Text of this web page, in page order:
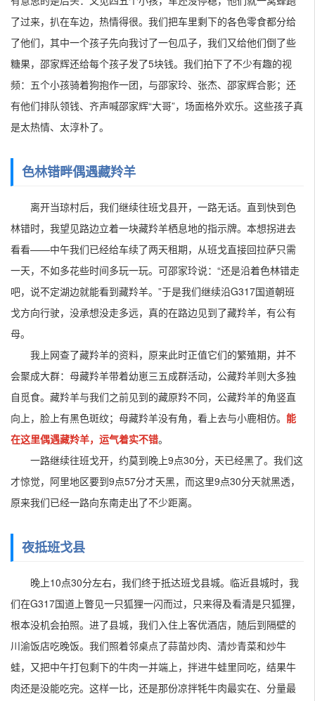
了过来，扒在车边，热情得很。我们把车里剩下的各色零食都分给
了他们，其中一个孩子先向我讨了一包瓜子，我们又给他们倒了些
糖果，邵家辉还给每个孩子发了5块钱。我们拍下了不少有趣的视
频：五个小孩骑着狗抱作一团，与邵家玲、张杰、邵家辉合影；还
有他们排队领钱、齐声喊邵家辉“大哥”，场面格外欢乐。这些孩子真
是太热情、太淳朴了。
色林错畔偶遇藏羚羊
离开当琼村后，我们继续往班戈县开，一路无话。直到快到色
林错时，我望见路边立着一块藏羚羊栖息地的指示牌。本想拐进去
看看——中午我们已经给车续了两天租期，从班戈直接回拉萨只需
一天，不如多花些时间多玩一玩。可邵家玲说：“还是沿着色林错走
吧，说不定湖边就能看到藏羚羊。”于是我们继续沿G317国道朝班
戈方向行驶，没承想没走多远，真的在路边见到了藏羚羊，有公有
母。
我上网查了藏羚羊的资料，原来此时正值它们的繁殖期，并不
会聚成大群：母藏羚羊带着幼崽三五成群活动，公藏羚羊则大多独
自觅食。藏羚羊与我们之前见到的藏原羚不同，公藏羚羊的角竖直
向上，脸上有黑色斑纹；母藏羚羊没有角，看上去与小鹿相仿。 能
在这里偶遇藏羚羊，运气着实不错。
一路继续往班戈开，约莫到晚上9点30分，天已经黑了。我们这
才惊觉，阿里地区要到9点57分才天黑，而这里9点30分天就黑透，
原来我们已经一路向东南走出了不少距离。
夜抵班戈县
晚上10点30分左右，我们终于抵达班戈县城。临近县城时，我
们在G317国道上瞥见一只狐狸一闪而过，只来得及看清是只狐狸，
根本没机会拍照。进了县城，我们入住上客优酒店，随后到隔壁的
川渝饭店吃晚饭。我们照着邻桌点了蒜苗炒肉、清炒青菜和炒牛
蛙，又把中午打包剩下的牛肉一并端上，拌进牛蛙里同吃，结果牛
肉还是没能吃完。这样一比，还是那份凉拌牦牛肉最实在、分量最